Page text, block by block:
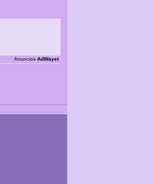
Anuncios AdWayet